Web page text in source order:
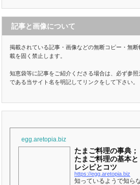
記事と画像について
掲載されている記事・画像などの無断コピー・無断
載を固く禁止します。
知恵袋等に記事をご紹介くださる場合は、必ず参照
である当サイト名を明記してリンクをして下さい。
egg.aretopia.biz
たまご料理の事典；
たまご料理の基本と
レシピとコツ
https://egg.aretopia.biz
知っているようで知ら